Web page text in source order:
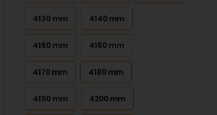
4130 mm 4140 mm
4150 mm 4160 mm
4170 mm 4180 mm
4190 mm 4200 mm